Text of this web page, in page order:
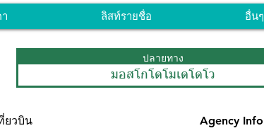
ลิสท์รายชื่อ อื่นๆ
ปลายทาง
มอสโกโดโมเดโดโว
ยวบิน Agency Info